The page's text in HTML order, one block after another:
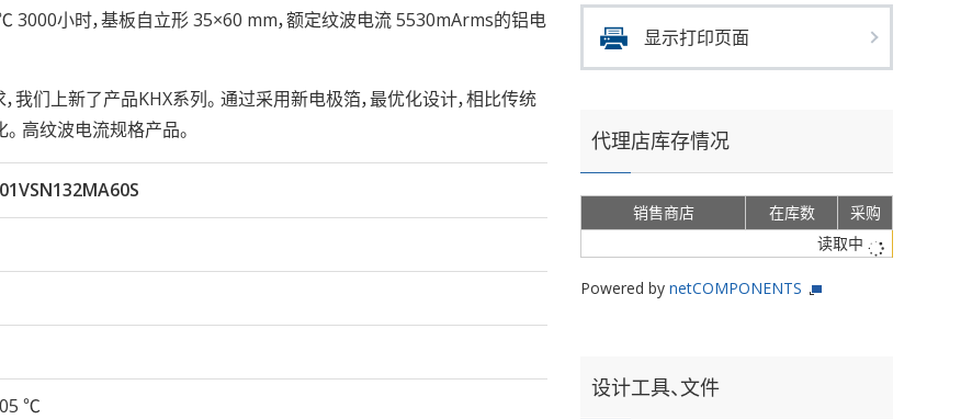
3000小时，基板自立形 35×60 mm，额定纹波电流 5530mArms的铝电
们上新了产品KHX系列。 通过采用新电极箔，最优化设计，相比传统
高纹波电流规格产品。
℃
显示打印页面
代理店库存情况
销售商店 在库数
采购
读取中
Powered by netCOMPONENTS
设计工具、文件